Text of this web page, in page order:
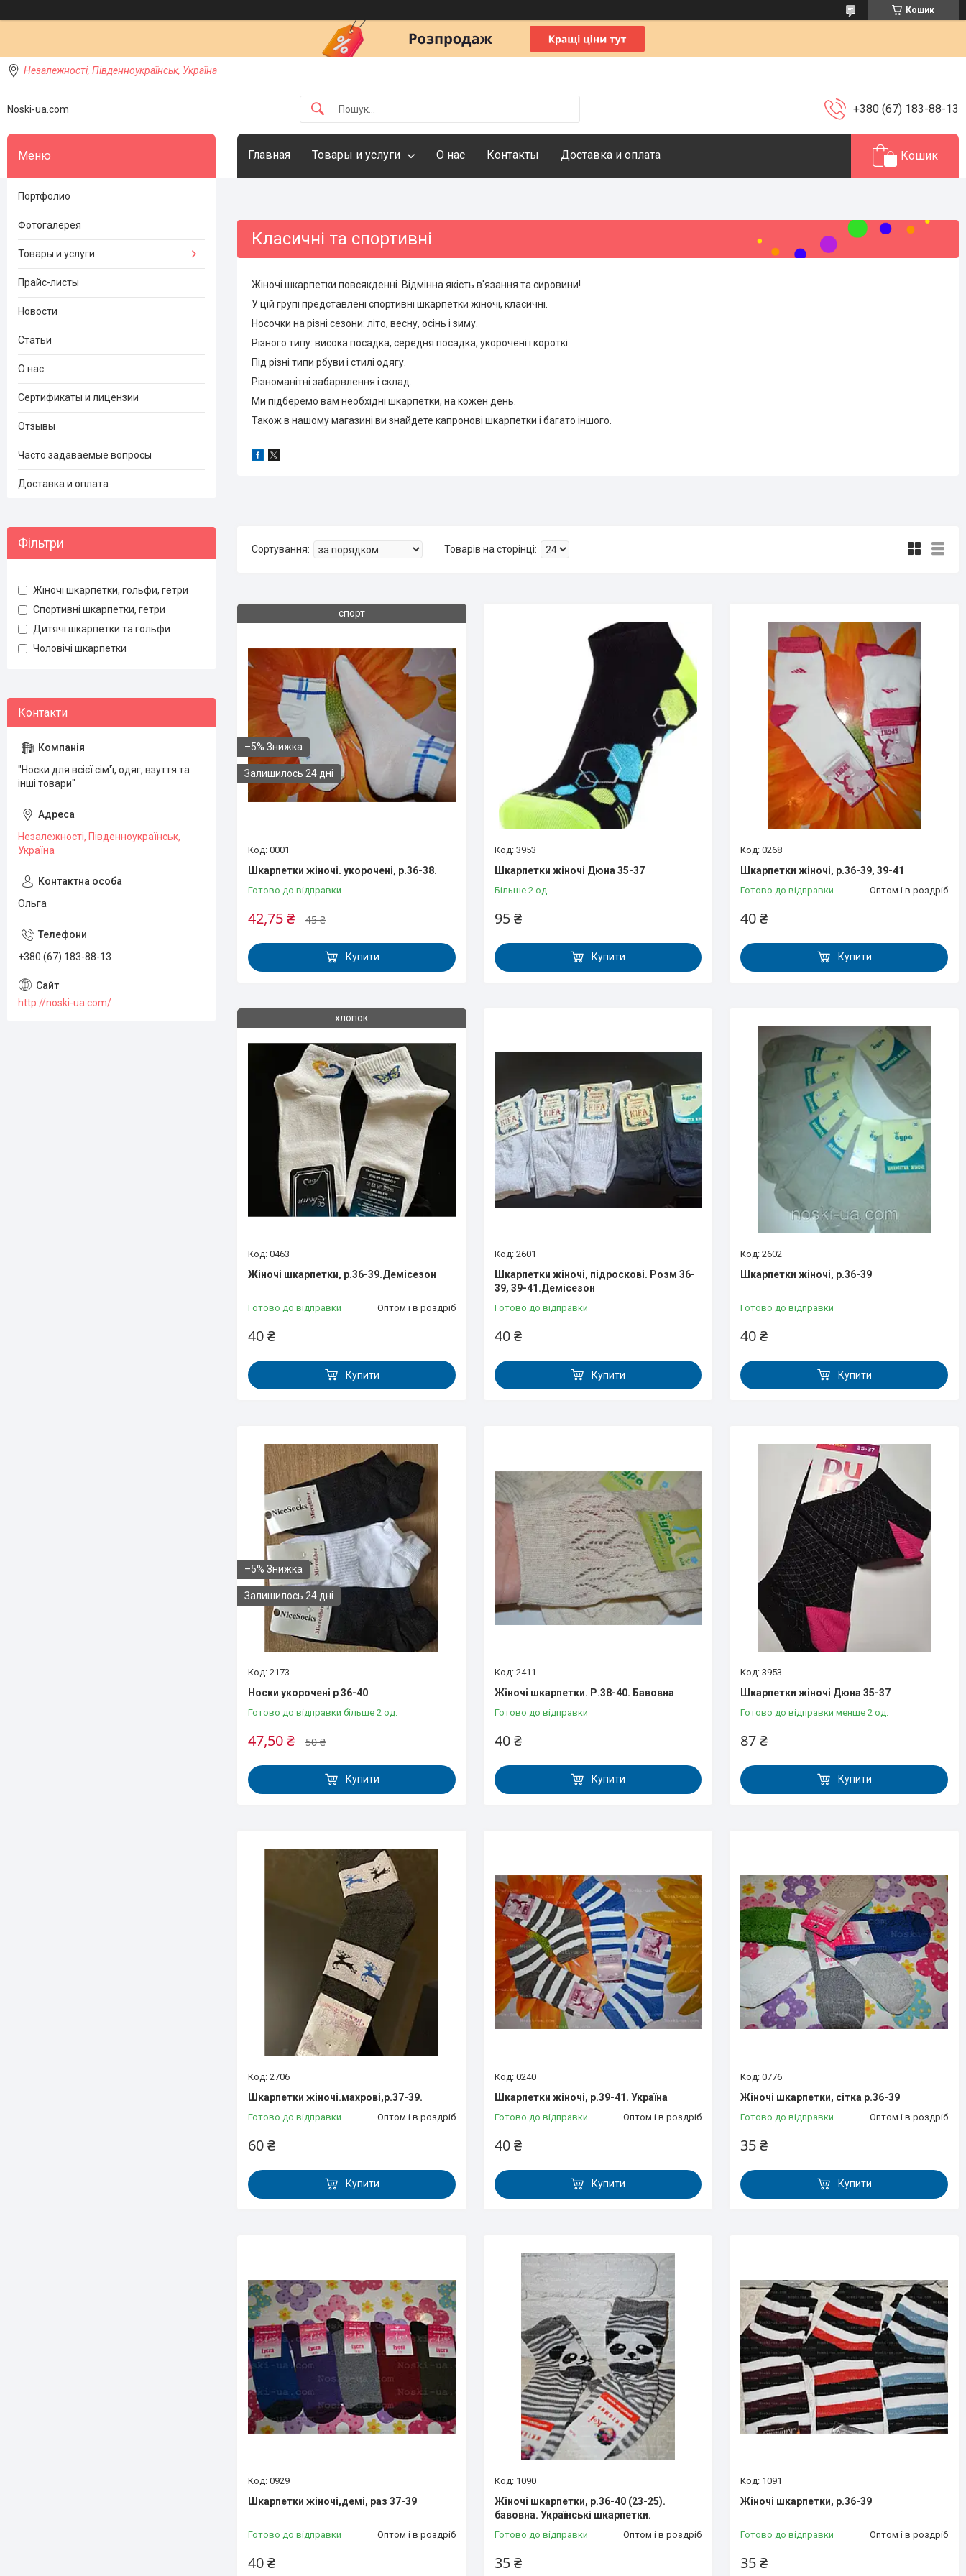
Кошик
Незалежності, Південноукраїнськ, Україна
Noski-ua.com +380 (67) 183-88-13
Главная Товары и услуги О нас Контакты Доставка и оплата Кошик
Класичні та спортивні
Жіночі шкарпетки повсякденні. Відмінна якість в'язання та сировини!
У цій групі представлені спортивні шкарпетки жіночі, класичні.
Носочки на різні сезони: літо, весну, осінь і зиму.
Різного типу: висока посадка, середня посадка, укорочені і короткі.
Під різні типи рбуви і стилі одягу.
Різноманітні забарвлення і склад.
Ми підберемо вам необхідні шкарпетки, на кожен день.
Також в нашому магазині ви знайдете капронові шкарпетки і багато іншого.
спорт
–5%
Залишилось 24 дні
0001
Шкарпетки жіночі. укорочені, р.36-38.
Готово до відправки
45 ₴
42,75 ₴
Купити
3953
Шкарпетки жіночі Дюна 35-37
Більше 2 од.
95 ₴
Купити
0268
Шкарпетки жіночі, р.36-39, 39-41
Готово до відправки Оптом і в роздріб
40 ₴
Купити
хлопок
0463
Жіночі шкарпетки, р.36-39.Демісезон
Готово до відправки Оптом і в роздріб
40 ₴
Купити
2601
Шкарпетки жіночі, підроскові. Розм 36-
39, 39-41.Демісезон
Готово до відправки
40 ₴
Купити
2602
Шкарпетки жіночі, р.36-39
Готово до відправки
40 ₴
Купити
–5%
Залишилось 24 дні
2173
Носки укорочені р 36-40
Готово до відправки більше 2 од.
50 ₴
47,50 ₴
Купити
2411
Жіночі шкарпетки. Р.38-40. Бавовна
Готово до відправки
40 ₴
Купити
3953
Шкарпетки жіночі Дюна 35-37
Готово до відправки менше 2 од.
87 ₴
Купити
2706
Шкарпетки жіночі.махрові,р.37-39.
Готово до відправки Оптом і в роздріб
60 ₴
Купити
0240
Шкарпетки жіночі, р.39-41. Україна
Готово до відправки Оптом і в роздріб
40 ₴
Купити
0776
Жіночі шкарпетки, сітка р.36-39
Готово до відправки Оптом і в роздріб
35 ₴
Купити
0929
Шкарпетки жіночі,демі, раз 37-39
Готово до відправки Оптом і в роздріб
40 ₴
1090
Жіночі шкарпетки, р.36-40 (23-25).
бавовна. Українські шкарпетки.
Готово до відправки Оптом і в роздріб
35 ₴
1091
Жіночі шкарпетки, р.36-39
Готово до відправки Оптом і в роздріб
35 ₴
Портфолио
Фотогалерея
Товары и услуги
Прайс-листы
Новости
Статьи
О нас
Сертификаты и лицензии
Отзывы
Часто задаваемые вопросы
Доставка и оплата
Фільтри
Жіночі шкарпетки, гольфи, гетри
Спортивні шкарпетки, гетри
Дитячі шкарпетки та гольфи
Чоловічі шкарпетки
"Носки для всієї сім'ї, одяг, взуття та
інші товари"
Незалежності, Південноукраїнськ,
Україна
Ольга
+380 (67) 183-88-13
http://noski-ua.com/